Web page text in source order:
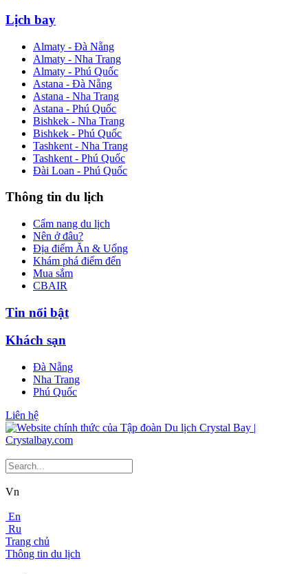
Lịch bay
Almaty - Đà Nẵng
Almaty - Nha Trang
Almaty - Phú Quốc
Astana - Đà Nẵng
Astana - Nha Trang
Astana - Phú Quốc
Bishkek - Nha Trang
Bishkek - Phú Quốc
Tashkent - Nha Trang
Tashkent - Phú Quốc
Đài Loan - Phú Quốc
Thông tin du lịch
Cẩm nang du lịch
Nên ở đâu?
Địa điểm Ăn & Uống
Khám phá điểm đến
Mua sắm
CBAIR
Tin nổi bật
Khách sạn
Đà Nẵng
Nha Trang
Phú Quốc
Liên hệ
Vn
En
Ru
Trang chủ
Thông tin du lịch